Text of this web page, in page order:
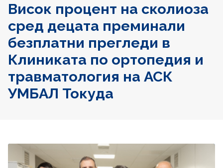
Висок процент на сколиоза
сред децата преминали
безплатни прегледи в
Клиниката по ортопедия и
травматология на АСК
УМБАЛ Токуда